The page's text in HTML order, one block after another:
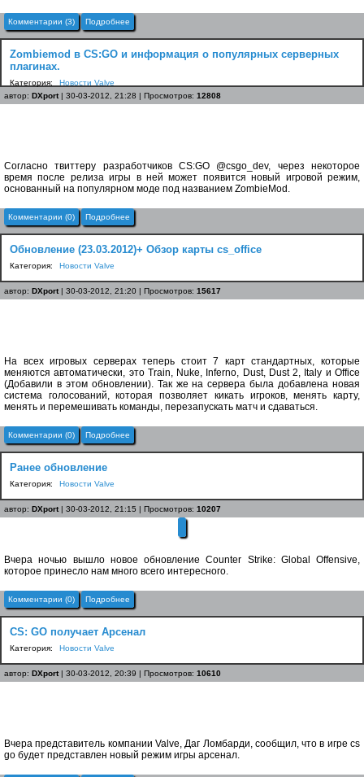
Комментарии (3) Подробнее
Zombiemod в CS:GO и информация о популярных серверных
плагинах.
Категория:
Новости Valve
автор: DXport| 30-03-2012, 21:28 | Просмотров: 12808
Согласно твиттеру разработчиков CS:GO @csgo_dev, через некоторое
время после релиза игры в ней может появится новый игровой режим,
основанный на популярном моде под названием ZombieMod.
Комментарии (0) Подробнее
Обновление (23.03.2012)+ Обзор карты cs_office
Категория: Новости Valve
автор: DXport| 30-03-2012, 21:20 | Просмотров: 15617
На всех игровых серверах теперь стоит 7 карт стандартных, которые
меняются автоматически, это Train, Nuke, Inferno, Dust, Dust 2, Italy и Office
(Добавили в этом обновлении). Так же на сервера была добавлена новая
система голосований, которая позволяет кикать игроков, менять карту,
менять и перемешивать команды, перезапускать матч и сдаваться.
Комментарии (0) Подробнее
Ранее обновление
Категория: Новости Valve
автор: DXport| 30-03-2012, 21:15 | Просмотров: 10207
Вчера ночью вышло новое обновление Counter Strike: Global Offensive,
которое принесло нам много всего интересного.
Комментарии (0) Подробнее
CS: GO получает Арсенал
Категория: Новости Valve
автор: DXport| 30-03-2012, 20:39 | Просмотров: 10610
Вчера представитель компании Valve, Даг Ломбарди, сообщил, что в игре cs
go будет представлен новый режим игры арсенал.